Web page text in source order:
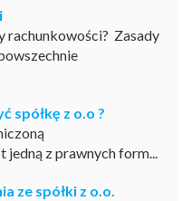
rachunkowości? Zasady
spółkę z o.o ?
jedną z prawnych form...
ze spółki z o.o.